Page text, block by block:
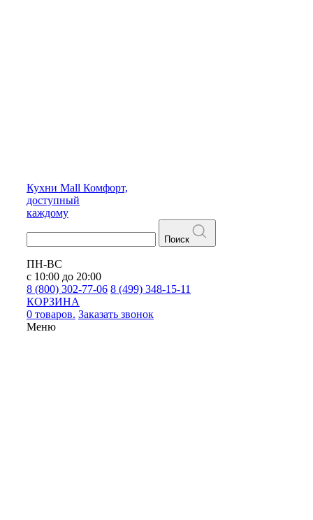
Кухни Mall Комфорт,
доступный
каждому
Поиск
ПН-ВС
с 10:00 до 20:00
8 (800) 302-77-06 8 (499) 348-15-11
КОРЗИНА
0 товаров. Заказать звонок
Меню